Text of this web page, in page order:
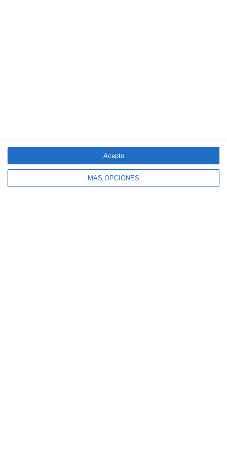
MÁS OPCIONES
Acepto